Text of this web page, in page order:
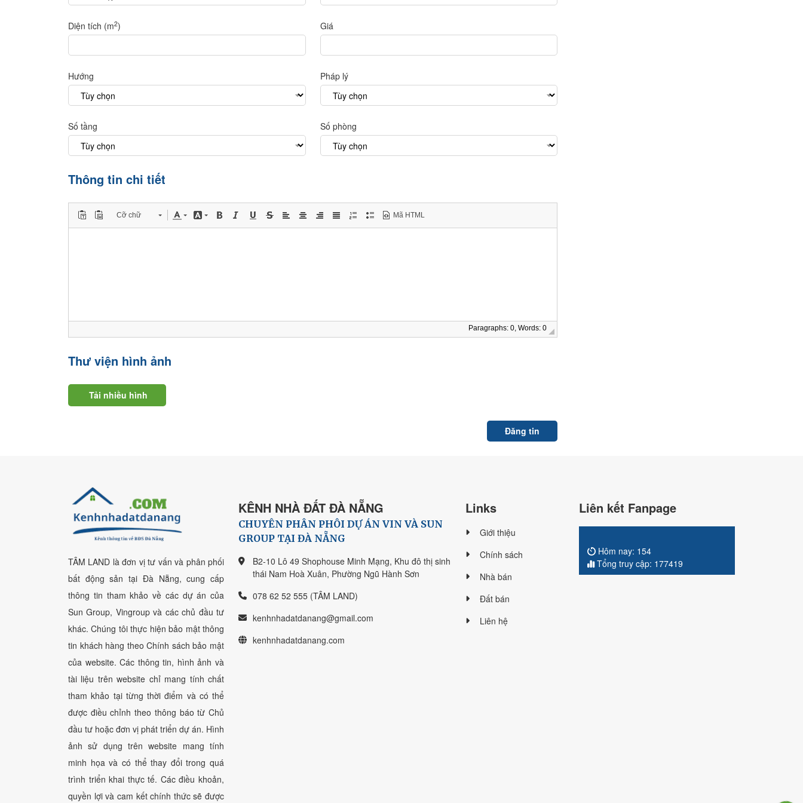
Diện tích (m2) Giá
Hướng Pháp lý
Số tầng Số phòng
Thông tin chi tiết
Cỡ chữ Mã HTML
Paragraphs: 0, Words: 0
Thư viện hình ảnh
Tải nhiều hình
TÂM LAND là đơn vị tư vấn và phân phối
bất động sản tại Đà Nẵng, cung cấp
thông tin tham khảo về các dự án của
Sun Group, Vingroup và các chủ đầu tư
khác. Chúng tôi thực hiện bảo mật thông
tin khách hàng theo Chính sách bảo mật
của website. Các thông tin, hình ảnh và
tài liệu trên website chỉ mang tính chất
tham khảo tại từng thời điểm và có thể
được điều chỉnh theo thông báo từ Chủ
đầu tư hoặc đơn vị phát triển dự án. Hình
ảnh sử dụng trên website mang tính
minh họa và có thể thay đổi trong quá
trình triển khai thực tế. Các điều khoản,
quyền lợi và cam kết chính thức sẽ được
KÊNH NHÀ ĐẤT ĐÀ NẴNG
CHUYÊN PHÂN PHÔI DỰ ÁN VIN VÀ SUN
GROUP TẠI ĐÀ NẴNG
B2-10 Lô 49 Shophouse Minh Mạng, Khu đô thị sinh
thái Nam Hoà Xuân, Phường Ngũ Hành Sơn
078 62 52 555 (TÂM LAND)
kenhnhadatdanang@gmail.com
kenhnhadatdanang.com
Links
Giới thiệu
Chính sách
Nhà bán
Đất bán
Liên hệ
Liên kết Fanpage
Hôm nay: 154
Tổng truy cập: 177419